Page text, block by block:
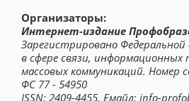
Организаторы:
Интернет-издание
Зарегистрировано
в сфере связи, информационных
массовых коммуникаций. Номер
ФС 77 - 54950
ISSN: 2409-4455, Емайл: info-